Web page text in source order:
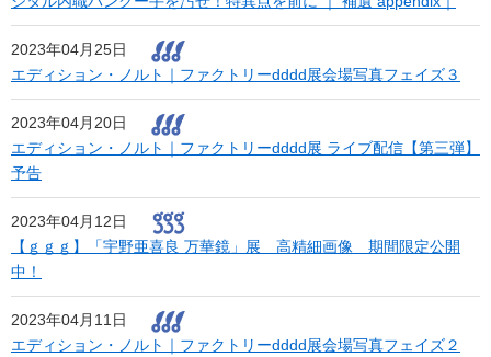
2023年04月25日
エディション・ノルト｜ファクトリーdddd展会場写真フェイズ３
2023年04月20日
エディション・ノルト｜ファクトリーdddd展 ライブ配信【第三弾】
予告
2023年04月12日
【ｇｇｇ】「宇野亜喜良 万華鏡」展 高精細画像 期間限定公開
中！
2023年04月11日
エディション・ノルト｜ファクトリーdddd展会場写真フェイズ２